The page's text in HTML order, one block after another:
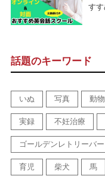
す
話題のキーワード
いぬ 写真 動物
実録 不妊治療
ゴールデンレトリーバー
育児 柴犬 馬